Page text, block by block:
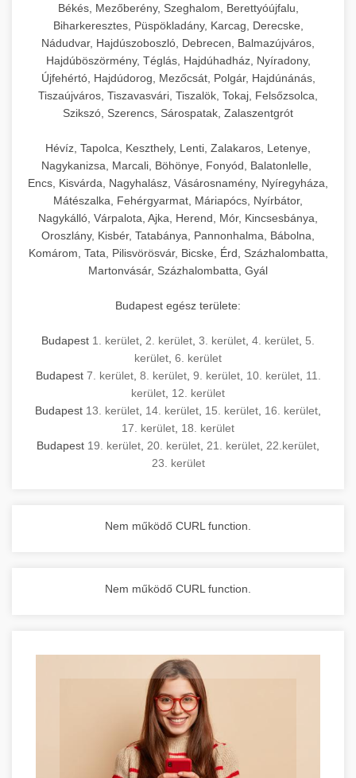
Békés, Mezőberény, Szeghalom, Berettyóújfalu,
Biharkeresztes, Püspökladány, Karcag, Derecske,
Nádudvar, Hajdúszoboszló, Debrecen, Balmazújváros,
Hajdúböszörmény, Téglás, Hajdúhadház, Nyíradony,
Újfehértó, Hajdúdorog, Mezőcsát, Polgár, Hajdúnánás,
Tiszaújváros, Tiszavasvári, Tiszalök, Tokaj, Felsőzsolca,
Szikszó, Szerencs, Sárospatak, Zalaszentgrót
Hévíz, Tapolca, Keszthely, Lenti, Zalakaros, Letenye,
Nagykanizsa, Marcali, Böhönye, Fonyód, Balatonlelle,
Encs, Kisvárda, Nagyhalász, Vásárosnamény, Nyíregyháza,
Mátészalka, Fehérgyarmat, Máriapócs, Nyírbátor,
Nagykálló, Várpalota, Ajka, Herend, Mór, Kincsesbánya,
Oroszlány, Kisbér, Tatabánya, Pannonhalma, Bábolna,
Komárom, Tata, Pilisvörösvár, Bicske, Érd, Százhalombatta,
Martonvásár, Százhalombatta, Gyál
Budapest egész területe:
Budapest 1. kerület 2. kerület 3. kerület 4. kerület 5.
kerület 6. kerület
Budapest 7. kerület, 8. kerület, 9. kerület, 10. kerület, 11.
kerület 12. kerület
Budapest 13. kerület 14. kerület 15. kerület 16. kerület
17. kerület 18. kerület
Budapest 19. kerület 20. kerület 21. kerület 22.kerület
23. kerület
Nem működő CURL function.
Nem működő CURL function.